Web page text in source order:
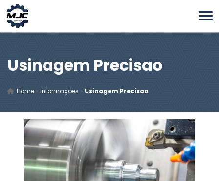
Usinagem Precisao
Home » Informações » Usinagem Precisao